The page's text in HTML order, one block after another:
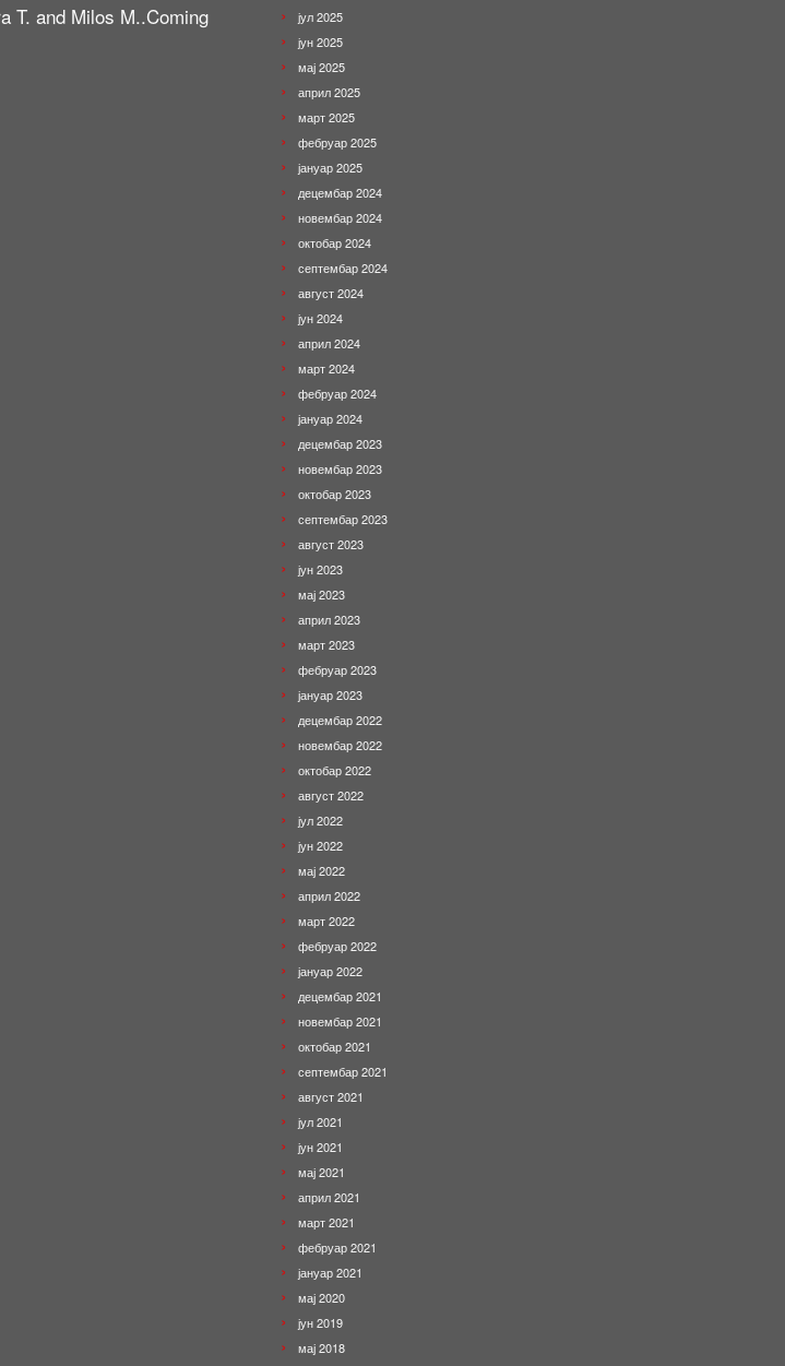
T. and Milos M..Coming
јул 2025
јун 2025
мај 2025
април 2025
март 2025
фебруар 2025
јануар 2025
децембар 2024
новембар 2024
октобар 2024
септембар 2024
август 2024
јун 2024
април 2024
март 2024
фебруар 2024
јануар 2024
децембар 2023
новембар 2023
октобар 2023
септембар 2023
август 2023
јун 2023
мај 2023
април 2023
март 2023
фебруар 2023
јануар 2023
децембар 2022
новембар 2022
октобар 2022
август 2022
јул 2022
јун 2022
мај 2022
април 2022
март 2022
фебруар 2022
јануар 2022
децембар 2021
новембар 2021
октобар 2021
септембар 2021
август 2021
јул 2021
јун 2021
мај 2021
април 2021
март 2021
фебруар 2021
јануар 2021
мај 2020
јун 2019
мај 2018